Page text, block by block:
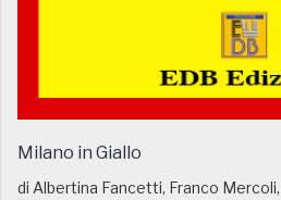
Milano in Giallo
di Albertina Fancetti, Franco